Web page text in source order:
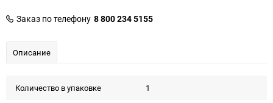
Заказ по телефону 8 800 234 5155
Описание
Количество в упаковке 1